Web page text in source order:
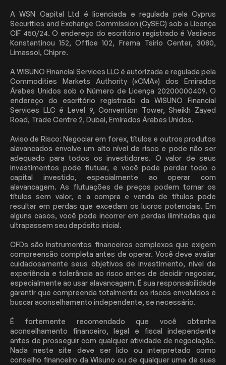
A WSN Capital Ltd é licenciada e regulada pela Cyprus
Securities and Exchange Commission (CySEC) sob a Licença
CIF 450/24. O endereço do escritório registrado é Vasileos
Konstantinou 152, Office 102, Frema Tsirio Center, 3080,
Limassol, Chipre.
A WISUNO Financial Services LLC é autorizada e regulada pela
Commodities Markets Authority («CMA») dos Emirados
Árabes Unidos sob o Número de Licença 20200000409. O
endereço do escritório registrado da WISUNO Financial
Services LLC é Level 9, Convention Tower, Sheikh Zayed
Road, Trade Centre 2, Dubai, Emirados Árabes Unidos.
Aviso de Risco: Negociar em forex, títulos e outros produtos
alavancados envolve um alto nível de risco e pode não ser
adequado para todos os investidores. O valor de seus
investimentos pode flutuar, e você pode perder todo o
capital investido, especialmente ao operar com
alavancagem. As flutuações de preços podem tornar os
títulos sem valor, e a compra e venda de títulos pode
resultar em perdas que excedam os lucros potenciais. Em
alguns casos, você pode incorrer em perdas ilimitadas que
ultrapassem seu depósito inicial.
CFDs são instrumentos financeiros complexos que exigem
compreensão completa antes de operar. Você deve avaliar
cuidadosamente seus objetivos de investimento, nível de
experiência e tolerância ao risco antes de decidir negociar,
especialmente ao usar alavancagem. É sua responsabilidade
garantir que compreenda totalmente os riscos envolvidos e
buscar aconselhamento independente, se necessário.
É fortemente recomendado que você obtenha
aconselhamento financeiro, legal e fiscal independente
antes de prosseguir com qualquer atividade de negociação.
Nada neste site deve ser lido ou interpretado como
conselho financeiro da Wisuno ou de qualquer uma de suas